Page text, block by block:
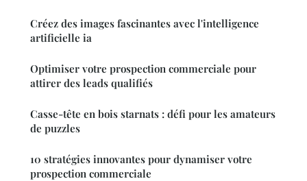
Créez des images fascinantes avec l'intelligence
artificielle ia
Optimiser votre prospection commerciale pour
attirer des leads qualifiés
Casse-tête en bois starnats : défi pour les amateurs
de puzzles
10 stratégies innovantes pour dynamiser votre
prospection commerciale